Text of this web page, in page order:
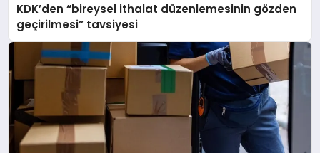
KDK’den “bireysel ithalat düzenlemesinin gözden
geçirilmesi” tavsiyesi